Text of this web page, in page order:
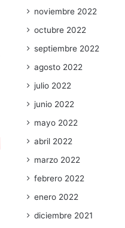
noviembre 2022
octubre 2022
septiembre 2022
agosto 2022
julio 2022
junio 2022
mayo 2022
abril 2022
marzo 2022
febrero 2022
enero 2022
diciembre 2021